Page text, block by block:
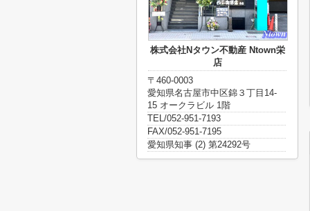
株式会社Nタウン不動産 Ntown栄
店
〒460-0003
愛知県名古屋市中区錦３丁目14-
15 オークラビル 1階
TEL/052-951-7193
FAX/052-951-7195
愛知県知事 (2) 第24292号